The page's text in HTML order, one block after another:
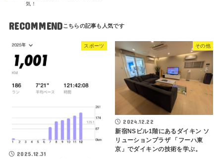
気！
RECOMMEND
スポーツ
2025.12.31
その他
2024.12.22
新宿NSビル1階にあるダイキン ソ
リューションプラザ 「フーハ東
京」でダイキンの技術を学ぶ。